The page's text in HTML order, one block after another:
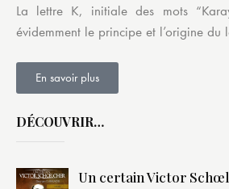
La lettre K, initiale des mots
évidemment le principe et l’origine du
En savoir plus
DÉCOUVRIR…
Un certain Victor